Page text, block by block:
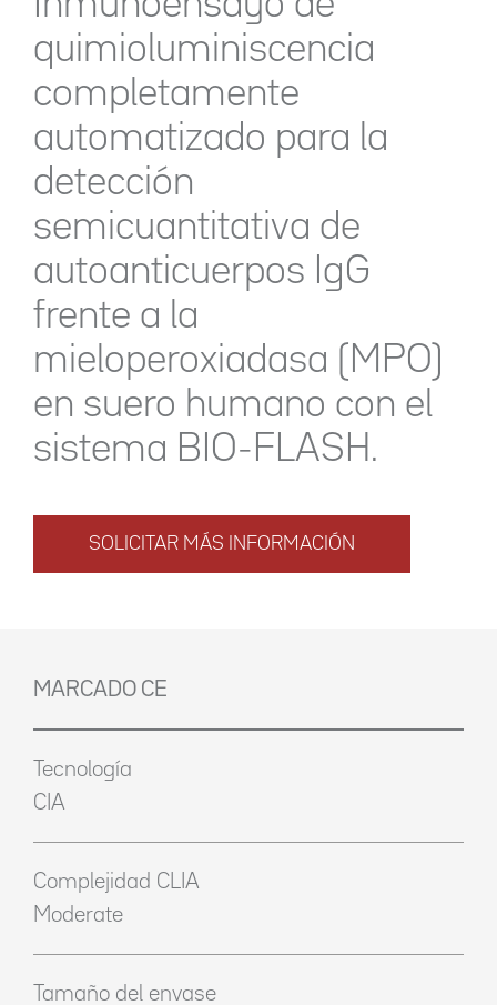
quimioluminiscencia
completamente
automatizado para la
detección
semicuantitativa de
autoanticuerpos IgG
frente a la
mieloperoxiadasa (MPO)
en suero humano con el
sistema BIO-FLASH.
SOLICITAR MÁS INFORMACIÓN
MARCADO CE
Tecnología
CIA
Complejidad CLIA
Moderate
Tamaño del envase